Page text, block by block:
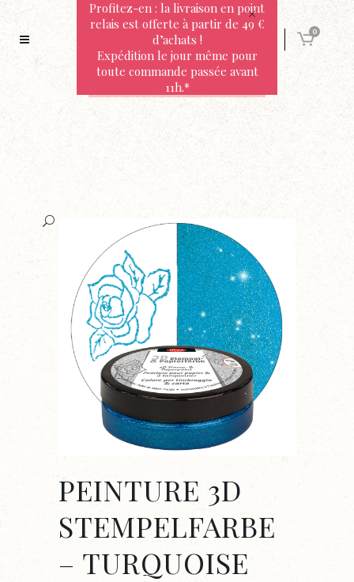
0
PEINTURE 3D
STEMPELFARBE
– TURQUOISE
Profitez-en : la livraison en point
relais est offerte à partir de 49 €
d’achats !
Expédition le jour même pour
toute commande passée avant
11h.*